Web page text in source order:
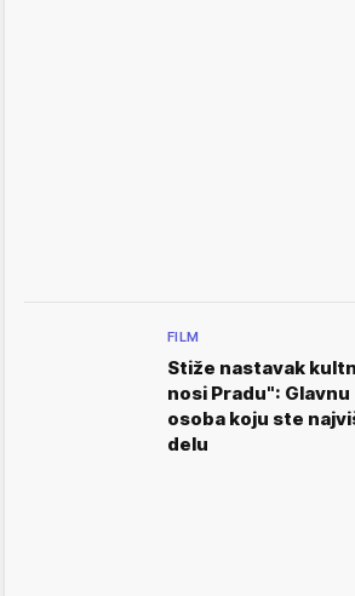
FILM
Stiže nastavak
nosi Pradu":
osoba koju ste
delu